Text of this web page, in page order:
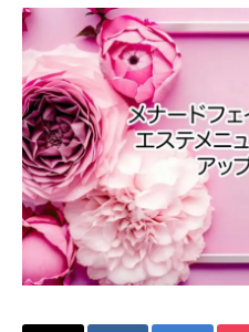
診療科目
よくあるご質問
診療予約